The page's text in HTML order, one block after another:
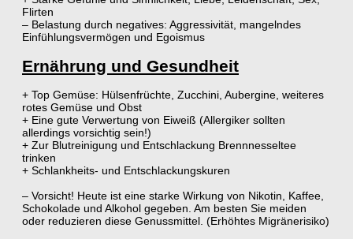
Flirten
– Belastung durch negatives: Aggressivität, mangelndes
Einfühlungsvermögen und Egoismus
Ernährung und Gesundheit
+ Top Gemüse: Hülsenfrüchte, Zucchini, Aubergine, weiteres
rotes Gemüse und Obst
+ Eine gute Verwertung von Eiweiß (Allergiker sollten
allerdings vorsichtig sein!)
+ Zur Blutreinigung und Entschlackung Brennnesseltee
trinken
+ Schlankheits- und Entschlackungskuren
– Vorsicht! Heute ist eine starke Wirkung von Nikotin, Kaffee,
Schokolade und Alkohol gegeben. Am besten Sie meiden
oder reduzieren diese Genussmittel. (Erhöhtes Migränerisiko)